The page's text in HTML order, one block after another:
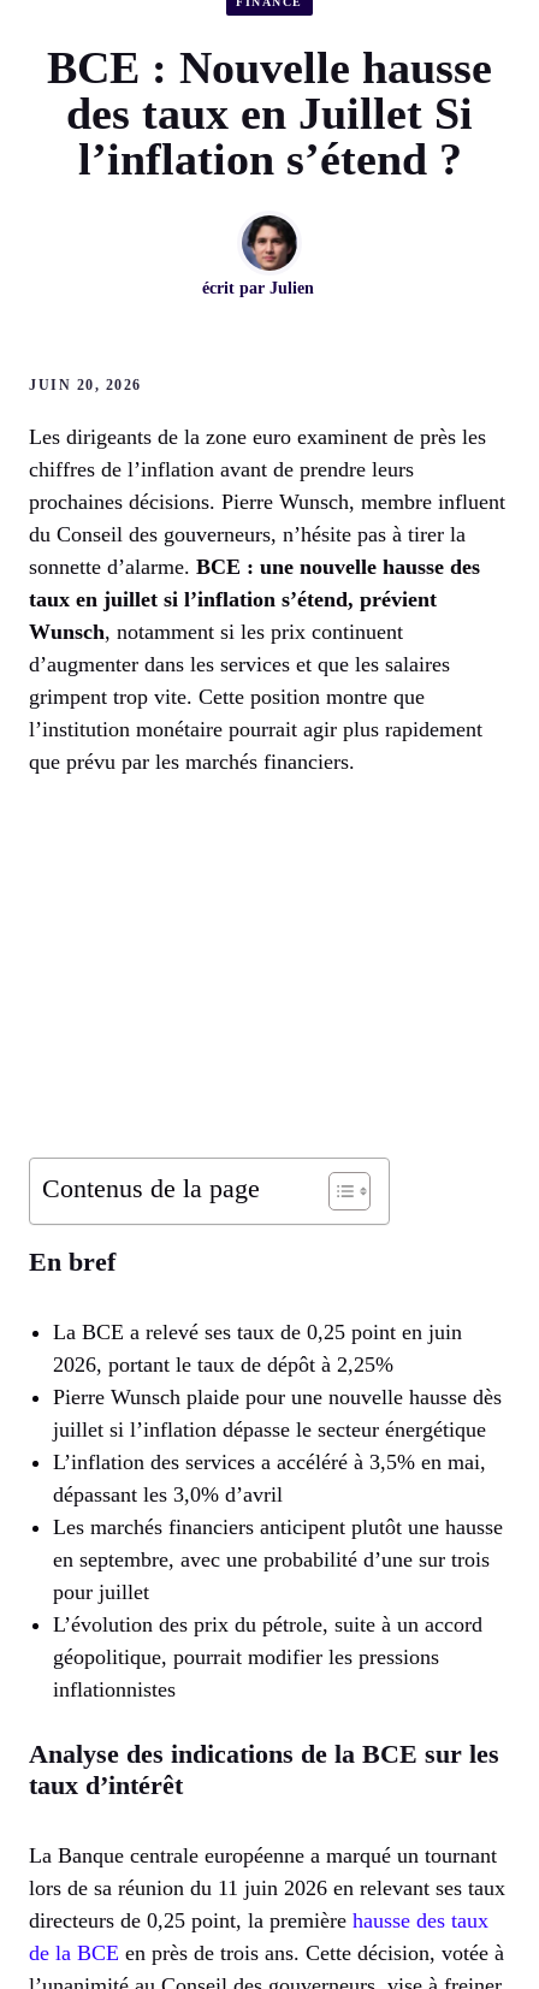
BCE : Nouvelle hausse
des taux en Juillet Si
l’inflation s’étend ?
écrit par Julien
JUIN 20, 2026
Les dirigeants de la zone euro examinent de près les
chiffres de l’inflation avant de prendre leurs
prochaines décisions. Pierre Wunsch, membre influent
du Conseil des gouverneurs, n’hésite pas à tirer la
sonnette d’alarme. BCE : une nouvelle hausse des
taux en juillet si l’inflation s’étend, prévient
Wunsch, notamment si les prix continuent
d’augmenter dans les services et que les salaires
grimpent trop vite. Cette position montre que
l’institution monétaire pourrait agir plus rapidement
que prévu par les marchés financiers.
Contenus de la page
En bref
La BCE a relevé ses taux de 0,25 point en juin
2026, portant le taux de dépôt à 2,25%
Pierre Wunsch plaide pour une nouvelle hausse dès
juillet si l’inflation dépasse le secteur énergétique
L’inflation des services a accéléré à 3,5% en mai,
dépassant les 3,0% d’avril
Les marchés financiers anticipent plutôt une hausse
en septembre, avec une probabilité d’une sur trois
pour juillet
L’évolution des prix du pétrole, suite à un accord
géopolitique, pourrait modifier les pressions
inflationnistes
Analyse des indications de la BCE sur les
taux d’intérêt
La Banque centrale européenne a marqué un tournant
lors de sa réunion du 11 juin 2026 en relevant ses taux
directeurs de 0,25 point, la première hausse des taux
de la BCE en près de trois ans. Cette décision, votée à